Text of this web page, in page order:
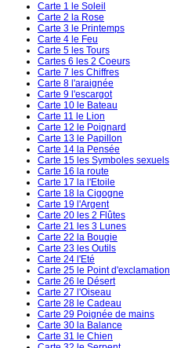
Carte 1 le Soleil
Carte 2 la Rose
Carte 3 le Printemps
Carte 4 le Feu
Carte 5 les Tours
Cartes 6 les 2 Coeurs
Carte 7 les Chiffres
Carte 8 l'araignée
Carte 9 l'escargot
Carte 10 le Bateau
Carte 11 le Lion
Carte 12 le Poignard
Carte 13 le Papillon
Carte 14 la Pensée
Carte 15 les Symboles sexuels
Carte 16 la route
Carte 17 la l'Etoile
Carte 18 la Cigogne
Carte 19 l'Argent
Carte 20 les 2 Flûtes
Carte 21 les 3 Lunes
Carte 22 la Bougie
Carte 23 les Outils
Carte 24 l'Eté
Carte 25 le Point d'exclamation
Carte 26 le Désert
Carte 27 l'Oiseau
Carte 28 le Cadeau
Carte 29 Poignée de mains
Carte 30 la Balance
Carte 31 le Chien